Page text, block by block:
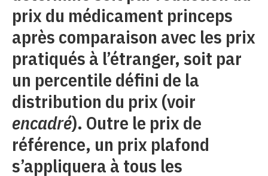
prix du médicament princeps
après comparaison avec les prix
pratiqués à l’étranger, soit par
un percentile défini de la
distribution du prix (voir
encadré). Outre le prix de
référence, un prix plafond
s’appliquera à tous les